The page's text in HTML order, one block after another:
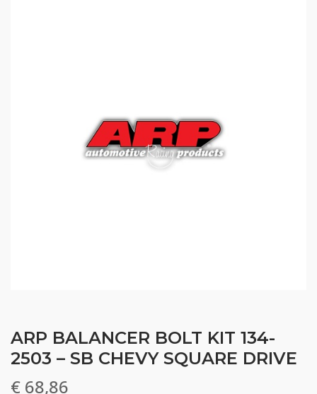
ARP BALANCER BOLT KIT 134-
2503 – SB CHEVY SQUARE DRIVE
€ 68,86